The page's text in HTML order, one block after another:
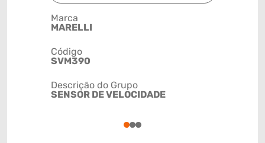
Marca
MARELLI
Código
SVM390
Descrição do Grupo
SENSOR DE VELOCIDADE
123